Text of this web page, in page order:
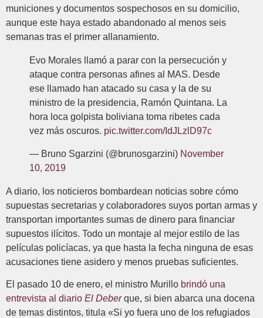
municiones y documentos sospechosos en su domicilio,
aunque este haya estado abandonado al menos seis
semanas tras el primer allanamiento.
Evo Morales llamó a parar con la persecución y
ataque contra personas afines al MAS. Desde
ese llamado han atacado su casa y la de su
ministro de la presidencia, Ramón Quintana. La
hora loca golpista boliviana toma ribetes cada
vez más oscuros. pic.twitter.com/IdJLzlD97c
— Bruno Sgarzini (@brunosgarzini) November
10, 2019
A diario, los noticieros bombardean noticias sobre cómo
supuestas secretarias y colaboradores suyos portan armas y
transportan importantes sumas de dinero para financiar
supuestos ilícitos. Todo un montaje al mejor estilo de las
películas policíacas, ya que hasta la fecha ninguna de esas
acusaciones tiene asidero y menos pruebas suficientes.
El pasado 10 de enero, el ministro Murillo brindó una
entrevista al diario El Deberque, si bien abarca una docena
de temas distintos, titula «Si yo fuera uno de los refugiados